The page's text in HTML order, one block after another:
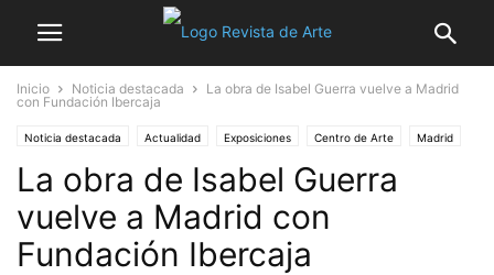
Inicio Noticia destacada
La obra de Isabel Guerra vuelve a Madrid
con Fundación Ibercaja
Noticia destacada Actualidad Exposiciones Centro de Arte Madrid
Mercado del Arte Museos
La obra de Isabel Guerra
vuelve a Madrid con
Fundación Ibercaja